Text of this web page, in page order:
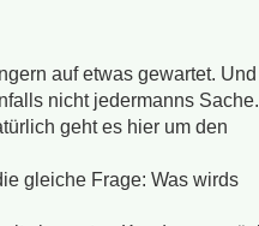
auf etwas gewartet. Und
nicht jedermanns Sache.
geht es hier um den
gleiche Frage: Was wirds